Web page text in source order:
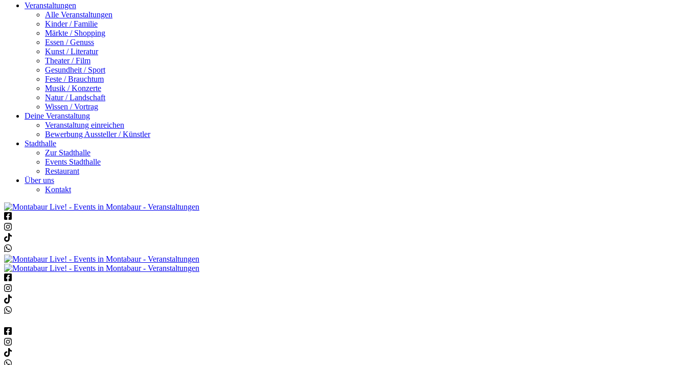
Veranstaltungen
Alle Veranstaltungen
Kinder / Familie
Märkte / Shopping
Essen / Genuss
Kunst / Literatur
Theater / Film
Gesundheit / Sport
Feste / Brauchtum
Musik / Konzerte
Natur / Landschaft
Wissen / Vortrag
Deine Veranstaltung
Veranstaltung einreichen
Bewerbung Aussteller / Künstler
Stadthalle
Zur Stadthalle
Events Stadthalle
Restaurant
Über uns
Kontakt